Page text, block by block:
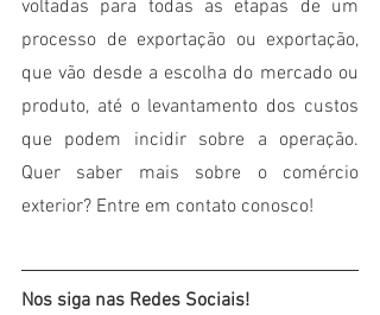
voltadas para todas as etapas de um
processo de exportação ou exportação,
que vão desde a escolha do mercado ou
produto, até o levantamento dos custos
que podem incidir sobre a operação.
Quer saber mais sobre o comércio
exterior? Entre em contato conosco!
Nos siga nas Redes Sociais!